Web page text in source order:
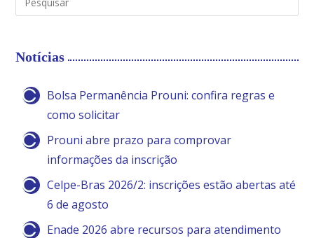
Notícias
Bolsa Permanência Prouni: confira regras e
como solicitar
Prouni abre prazo para comprovar
informações da inscrição
Celpe-Bras 2026/2: inscrições estão abertas até
6 de agosto
Enade 2026 abre recursos para atendimento